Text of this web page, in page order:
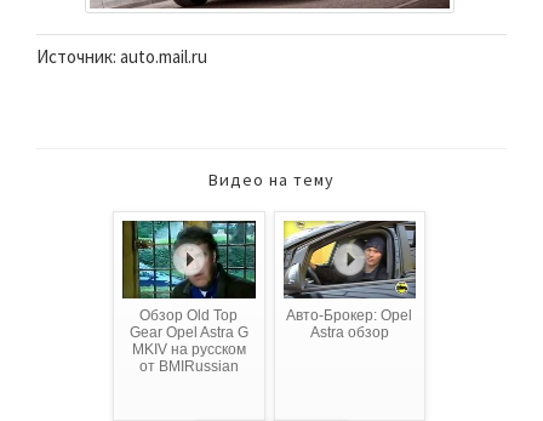
Источник: auto.mail.ru
Видео на тему
Обзор Old Top
Gear Opel Astra G
MKIV на русском
от BMIRussian
Авто-Брокер: Opel
Astra обзор